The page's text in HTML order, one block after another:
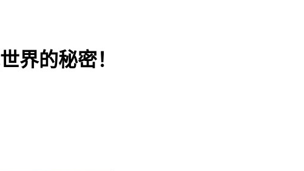
界的秘密！